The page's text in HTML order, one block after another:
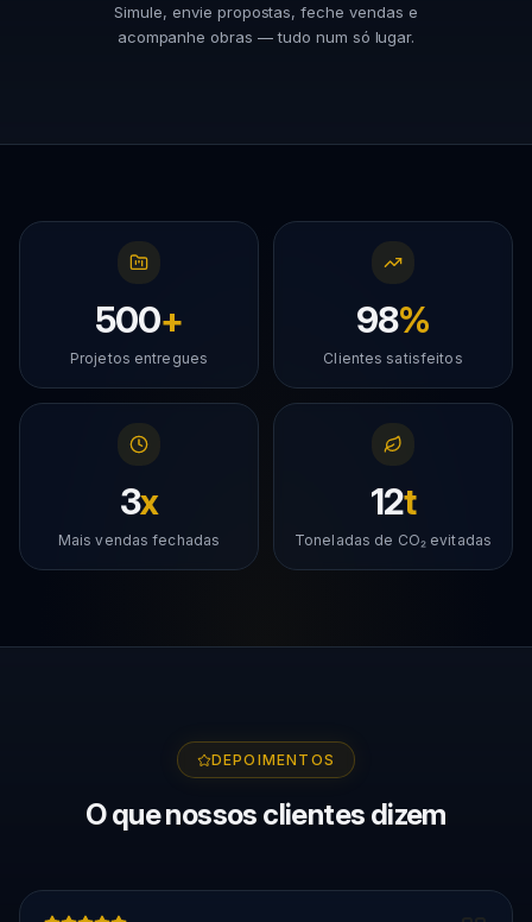
Simule, envie propostas, feche vendas e
acompanhe obras — tudo num só lugar.
500+
Projetos entregues
98%
Clientes satisfeitos
3x
Mais vendas fechadas
12t
Toneladas de CO₂ evitadas
DEPOIMENTOS
O que nossos clientes dizem